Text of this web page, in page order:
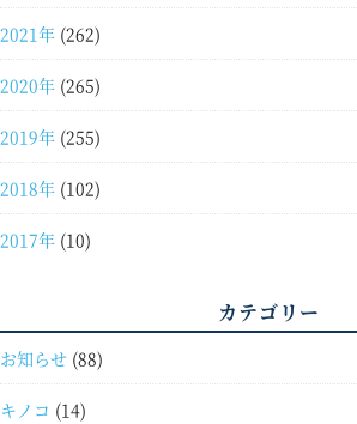
2021年 (262)
2020年 (265)
2019年 (255)
2018年 (102)
2017年 (10)
カテゴリー
お知らせ (88)
キノコ (14)